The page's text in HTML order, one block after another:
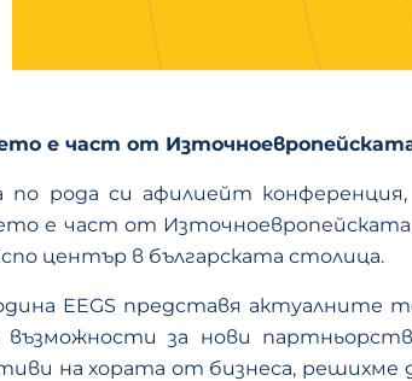
е част от
по рода си афилиейт
е част от Източноевропейската
център в българската столица.
EEGS представя
възможности за нови
на хората от бизнеса,